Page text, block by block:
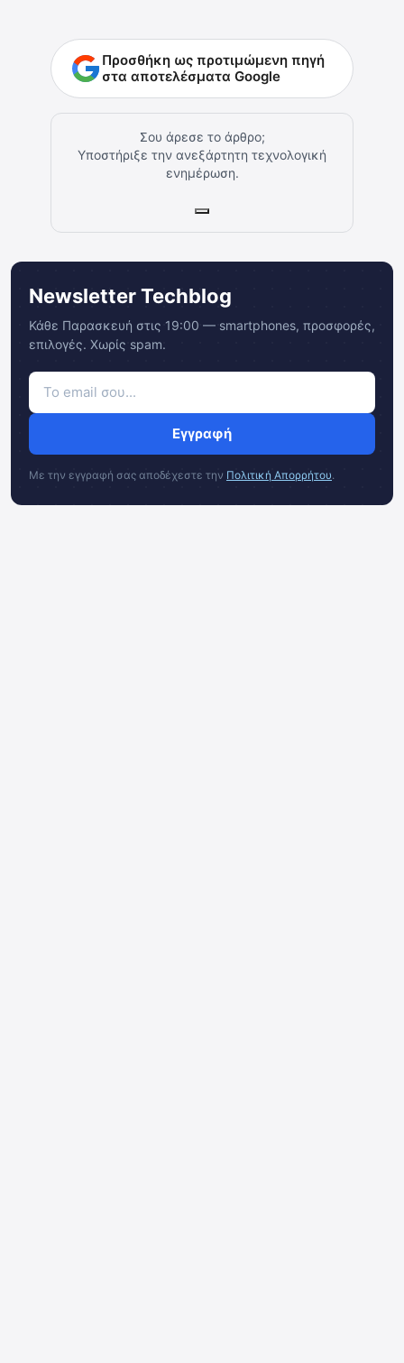
Προσθήκη ως προτιμώμενη πηγή
στα αποτελέσματα Google
Σου άρεσε το άρθρο;
Υποστήριξε την ανεξάρτητη τεχνολογική
ενημέρωση.
Newsletter Techblog
Κάθε Παρασκευή στις 19:00 — smartphones, προσφορές,
επιλογές. Χωρίς spam.
Εγγραφή
Με την εγγραφή σας αποδέχεστε την Πολιτική Απορρήτου.